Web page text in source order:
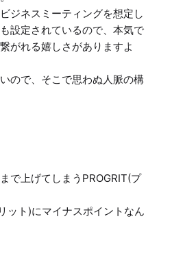
ジネスミーティングを想定し
設定されているので、本気で
がれる嬉しさがありますよ
ので、そこで思わぬ人脈の構
で上げてしまうPROGRIT(プ
ット)にマイナスポイントなん